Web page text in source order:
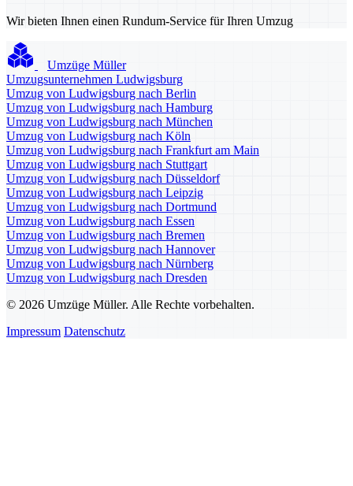
Wir bieten Ihnen einen Rundum-Service für Ihren Umzug
Umzüge Müller
Umzugsunternehmen Ludwigsburg
Umzug von Ludwigsburg nach Berlin
Umzug von Ludwigsburg nach Hamburg
Umzug von Ludwigsburg nach München
Umzug von Ludwigsburg nach Köln
Umzug von Ludwigsburg nach Frankfurt am Main
Umzug von Ludwigsburg nach Stuttgart
Umzug von Ludwigsburg nach Düsseldorf
Umzug von Ludwigsburg nach Leipzig
Umzug von Ludwigsburg nach Dortmund
Umzug von Ludwigsburg nach Essen
Umzug von Ludwigsburg nach Bremen
Umzug von Ludwigsburg nach Hannover
Umzug von Ludwigsburg nach Nürnberg
Umzug von Ludwigsburg nach Dresden
© 2026 Umzüge Müller. Alle Rechte vorbehalten.
Impressum Datenschutz